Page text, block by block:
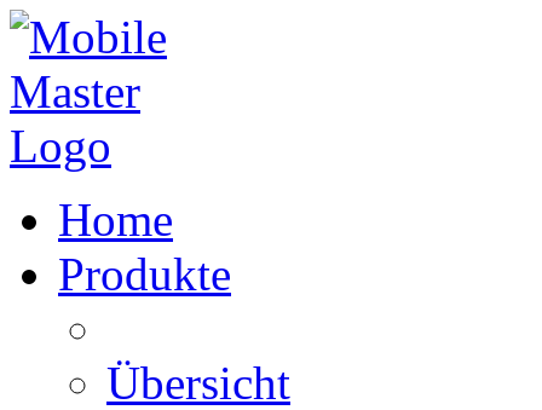
Home
Produkte
Übersicht